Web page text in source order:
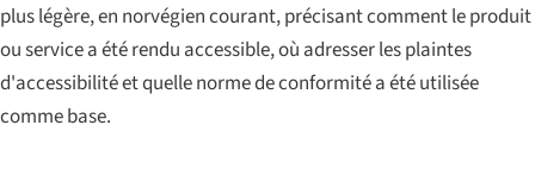
plus légère, en norvégien courant, précisant comment le produit
ou service a été rendu accessible, où adresser les plaintes
d'accessibilité et quelle norme de conformité a été utilisée
comme base.